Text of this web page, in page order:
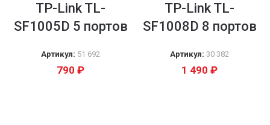
TP-Link TL-
SF1005D 5 портов
Артикул: 51 692
790 ₽
TP-Link TL-
SF1008D 8 портов
Артикул: 30 382
1 490 ₽